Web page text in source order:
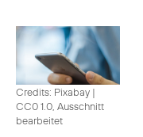
Credits: Pixabay |
CC0 1.0, Ausschnitt
bearbeitet